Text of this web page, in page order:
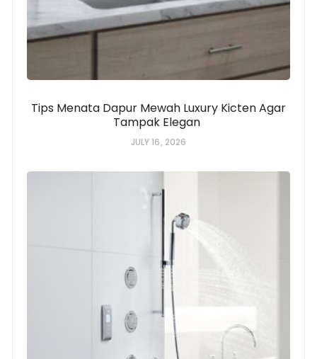
Tips Menata Dapur Mewah Luxury Kicten Agar
Tampak Elegan
JULY 16, 2026